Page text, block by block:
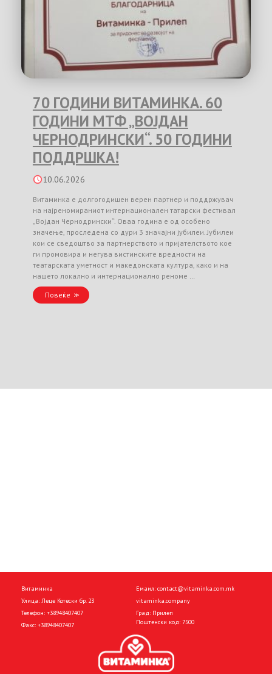
70 ГОДИНИ ВИТАМИНКА. 60
ГОДИНИ МТФ „ВОЈДАН
ЧЕРНОДРИНСКИ“. 50 ГОДИНИ
ПОДДРШКА!
10.06.2026
Витаминка е долгогодишен верен партнер и поддржувач
на најреномираниот интернационален татарски фестивал
„Војдан Чернодрински“. Оваа година е од особено
значење, проследена со дури 3 значајни јубилеи. Јубилеи
кои се сведоштво за партнерството и пријателството кое
ги промовира и негува вистинските вредности на
театарската уметност и македонската култура, како и на
нашето локално и интернационално реноме …
Повеќе
Витаминка
Улица: Леце Котески бр. 23
Телефон: +38948407407
Факс: +38948407407
Емаил: contact@vitaminka.com.mk
vitaminka.company
Град: Прилеп
Поштенски код: 7500